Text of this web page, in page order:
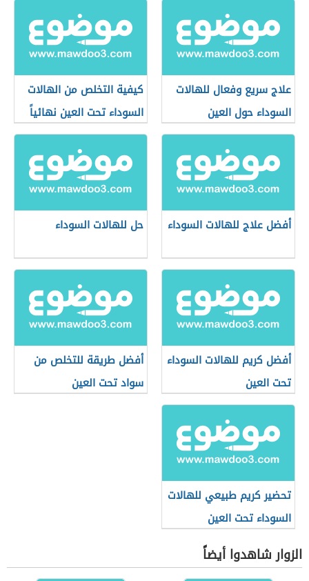
علاج سريع وفعال للهالات
السوداء حول العين
كيفية التخلص من الهالات
السوداء تحت العين نهائياً
أفضل علاج للهالات السوداء حل للهالات السوداء
أفضل كريم للهالات السوداء
تحت العين
أفضل طريقة للتخلص من
سواد تحت العين
تحضير كريم طبيعي للهالات
السوداء تحت العين
الزوار شاهدوا أيضاً